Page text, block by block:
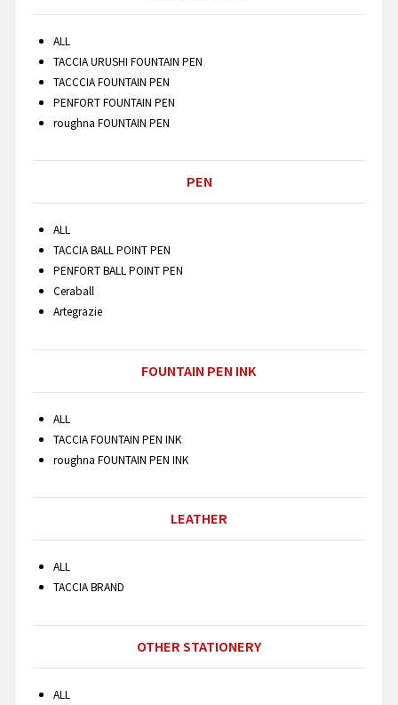
ALL
TACCIA URUSHI FOUNTAIN PEN
TACCCIA FOUNTAIN PEN
PENFORT FOUNTAIN PEN
roughna FOUNTAIN PEN
PEN
ALL
TACCIA BALL POINT PEN
PENFORT BALL POINT PEN
Ceraball
Artegrazie
FOUNTAIN PEN INK
ALL
TACCIA FOUNTAIN PEN INK
roughna FOUNTAIN PEN INK
LEATHER
ALL
TACCIA BRAND
OTHER STATIONERY
ALL